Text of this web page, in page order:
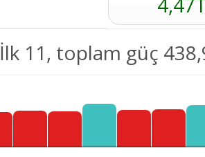
İlk 11, toplam güç